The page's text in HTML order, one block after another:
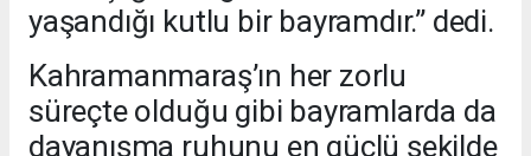
yaşandığı kutlu bir bayramdır.” dedi.
Kahramanmaraş’ın her zorlu
süreçte olduğu gibi bayramlarda da
dayanışma ruhunu en güçlü şekilde